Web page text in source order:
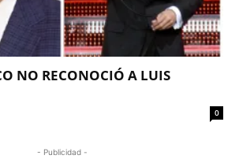
NO RECONOCIÓ A LUIS
0
- Publicidad -